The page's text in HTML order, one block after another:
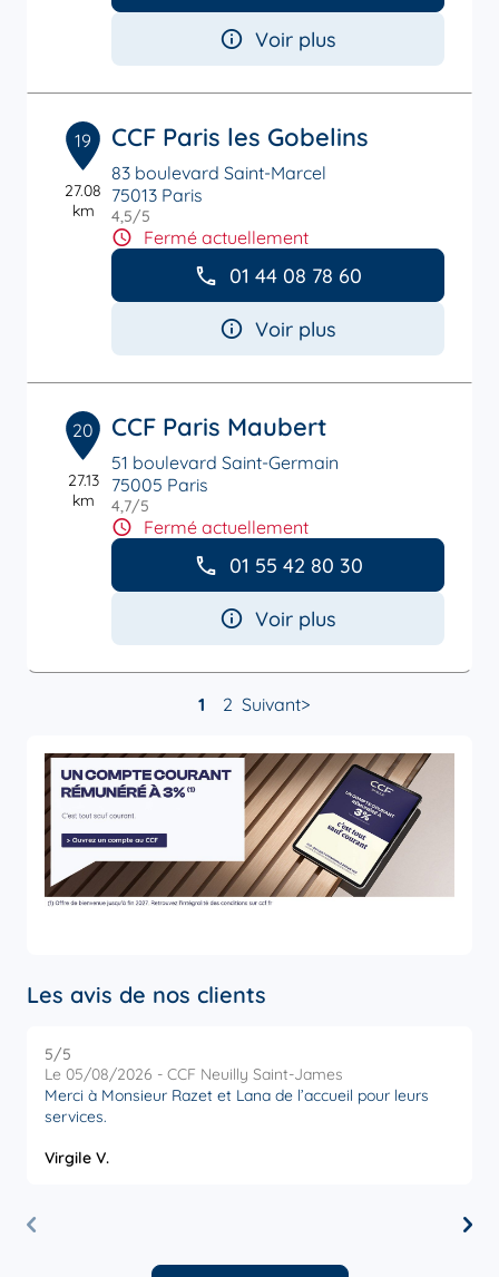
Voir plus
19
27.08
km
CCF Paris les Gobelins
83 boulevard Saint-Marcel
75013 Paris
4,5/5
Fermé actuellement
01 44 08 78 60
Voir plus
20
27.13
km
CCF Paris Maubert
51 boulevard Saint-Germain
75005 Paris
4,7/5
Fermé actuellement
01 55 42 80 30
Voir plus
1 2 Suivant
Les avis de nos clients
5/5
Le 05/08/2026 - CCF Neuilly Saint-James
Merci à Monsieur Razet et Lana de l’accueil pour leurs
services.
Virgile V.